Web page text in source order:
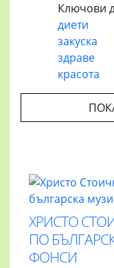
Ключови
диети
закуска
здраве
красота
ХРИСТО
ПО
ФОНСИ